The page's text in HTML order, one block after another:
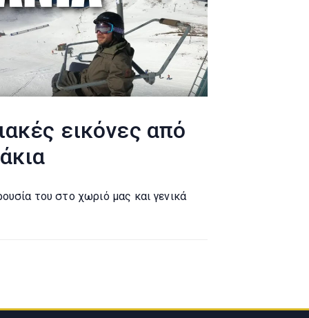
εικόνες από
του στο χωριό μας και γενικά